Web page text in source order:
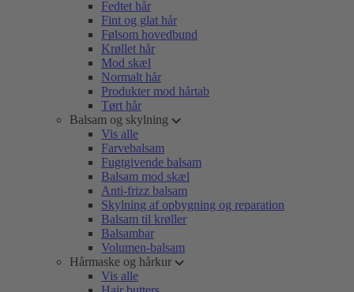
Fedtet hår
Fint og glat hår
Følsom hovedbund
Krøllet hår
Mod skæl
Normalt hår
Produkter mod hårtab
Tørt hår
Balsam og skylning
Vis alle
Farvebalsam
Fugtgivende balsam
Balsam mod skæl
Anti-frizz balsam
Skylning af opbygning og reparation
Balsam til krøller
Balsambar
Volumen-balsam
Hårmaske og hårkur
Vis alle